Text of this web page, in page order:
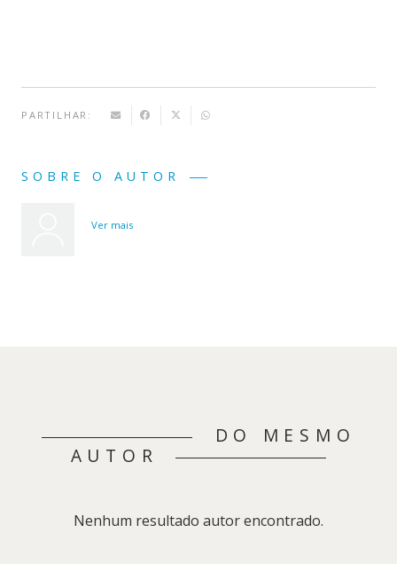
PARTILHAR:
SOBRE O AUTOR
Ver mais
DO MESMO
AUTOR
Nenhum resultado autor encontrado.